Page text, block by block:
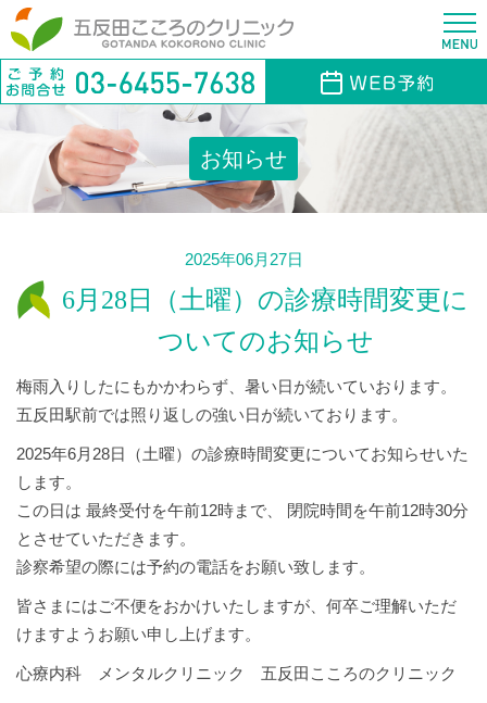
お知らせ
2025年06月27日
6月28日（土曜）の診療時間変更に
ついてのお知らせ
梅雨入りしたにもかかわらず、暑い日が続いていおります。
五反田駅前では照り返しの強い日が続いております。
2025年6月28日（土曜）の診療時間変更についてお知らせいた
します。
この日は 最終受付を午前12時まで、 閉院時間を午前12時30分
とさせていただきます。
診察希望の際には予約の電話をお願い致します。
皆さまにはご不便をおかけいたしますが、何卒ご理解いただ
けますようお願い申し上げます。
心療内科 メンタルクリニック 五反田こころのクリニック